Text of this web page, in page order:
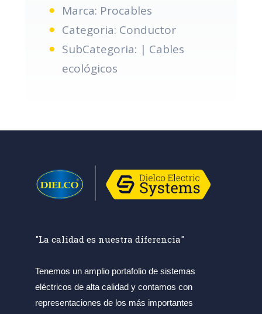
Marca: Procables
Categoria: Conductor
SubCategoria: | Cables
ecológicos
"La calidad es nuestra diferencia"
Tenemos un amplio portafolio de sistemas
eléctricos de alta calidad y contamos con
representaciones de los más importantes